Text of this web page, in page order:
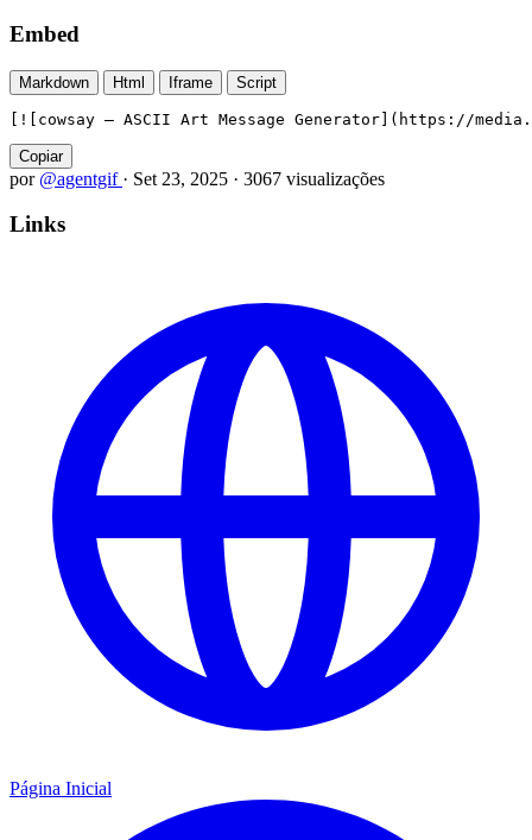
Embed
Markdown Html Iframe Script
[![cowsay — ASCII Art Message Generator](https://
Copiar
por @agentgif · Set 23, 2025 · 3067 visualizações
Links
Página Inicial